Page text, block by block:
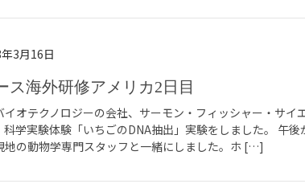
3月16日
ース海外研修アメリカ2日目
イオテクノロジーの会社、サーモン・フィッシャー・サイ
科学実験体験「いちごのDNA抽出」実験をしました。 午
地の動物学専門スタッフと一緒にしました。ホ […]